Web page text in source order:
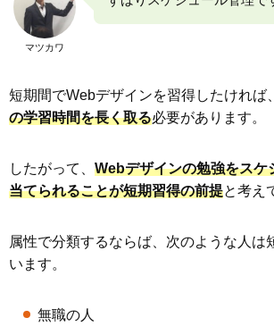
マツカワ
短期間でWebデザインを習得したければ
の学習時間を長く取る必要があります。
したがって、 Webデザインの勉強をスケ
当てられることが短期習得の前提と考え
属性で分類するならば、次のような人は
います。
無職の人